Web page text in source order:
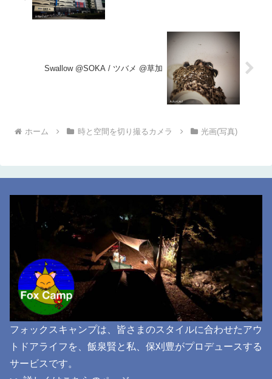
Swallow @SOKA / ツバメ @草加
ホーム 時と空間を切り撮るカメラ 光画(写真)
フォックスキャンプは、皆さまのスタイルに合わせたアウ
トドアライフを、飯泉賢と私、保刈豊がプロデュースする
サービスです。